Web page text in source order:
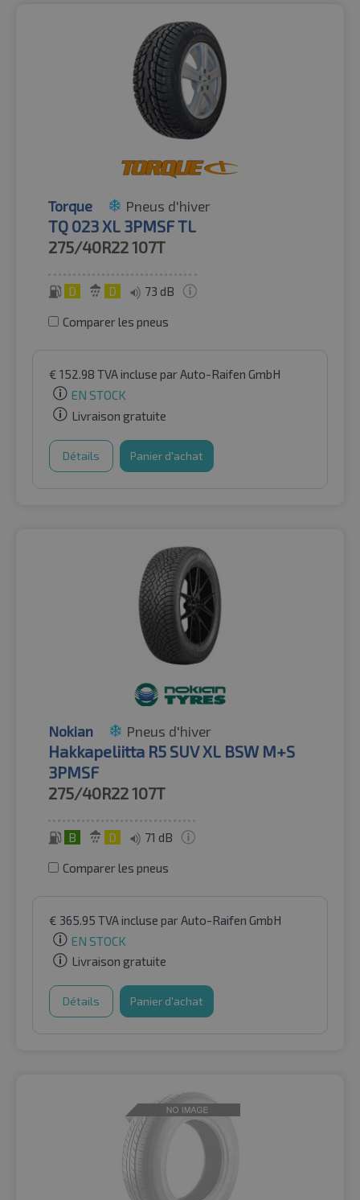
Torque Pneus d'hiver
TQ 023 XL 3PMSF TL
275/40R22107T
D D 73 dB
Comparer les pneus
€ 152.98 TVA incluse par Auto-Raifen GmbH
EN STOCK
Livraison gratuite
Détails Panier d'achat
Nokian Pneus d'hiver
Hakkapeliitta R5 SUV XL BSW M+S
3PMSF
275/40R22107T
B D 71 dB
Comparer les pneus
€ 365.95 TVA incluse par Auto-Raifen GmbH
EN STOCK
Livraison gratuite
Détails Panier d'achat